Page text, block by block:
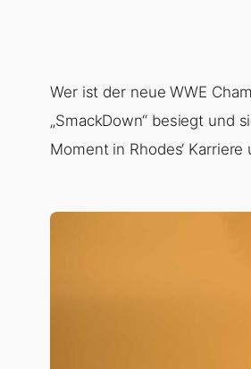
Wer ist der neue WWE
„SmackDown“ besiegt und
Moment in Rhodes‘